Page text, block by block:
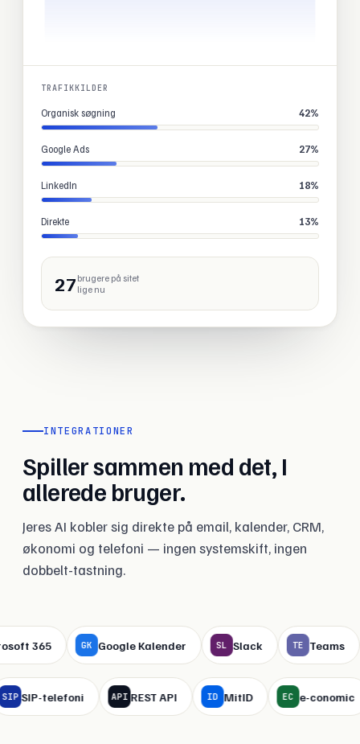
TRAFIKKILDER
Organisk søgning 42%
Google Ads 27%
LinkedIn 18%
Direkte 13%
27 brugere på sitet
lige nu
INTEGRATIONER
Spiller sammen med det, I
allerede bruger.
Jeres AI kobler sig direkte på email, kalender, CRM,
økonomi og telefoni — ingen systemskift, ingen
dobbelt-tastning.
GK Google Kalender SL Slack TE Teams HS
SIP SIP-telefoni API REST API ID MitID EC e-